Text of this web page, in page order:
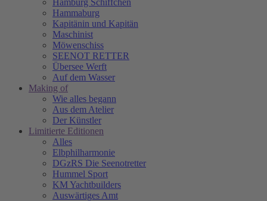
Hamburg Schiffchen
Hammaburg
Kapitänin und Kapitän
Maschinist
Möwenschiss
SEENOT RETTER
Übersee Werft
Auf dem Wasser
Making of
Wie alles begann
Aus dem Atelier
Der Künstler
Limitierte Editionen
Alles
Elbphilharmonie
DGzRS Die Seenotretter
Hummel Sport
KM Yachtbuilders
Auswärtiges Amt